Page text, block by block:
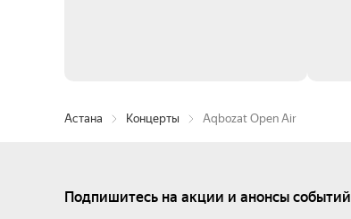
Астана Концерты Aqbozat Open Air
Подпишитесь на акции и анонсы событий